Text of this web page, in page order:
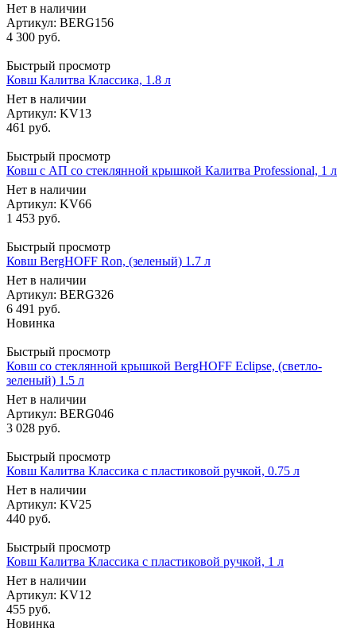
Нет в наличии
Артикул: BERG156
4 300 руб.
Быстрый просмотр
Ковш Калитва Классика, 1.8 л
Нет в наличии
Артикул: KV13
461 руб.
Быстрый просмотр
Ковш с АП со стеклянной крышкой Калитва Professional, 1 л
Нет в наличии
Артикул: KV66
1 453 руб.
Быстрый просмотр
Ковш BergHOFF Ron, (зеленый) 1.7 л
Нет в наличии
Артикул: BERG326
6 491 руб.
Новинка
Быстрый просмотр
Ковш со стеклянной крышкой BergHOFF Eclipse, (светло-
зеленый) 1.5 л
Нет в наличии
Артикул: BERG046
3 028 руб.
Быстрый просмотр
Ковш Калитва Классика с пластиковой ручкой, 0.75 л
Нет в наличии
Артикул: KV25
440 руб.
Быстрый просмотр
Ковш Калитва Классика с пластиковой ручкой, 1 л
Нет в наличии
Артикул: KV12
455 руб.
Новинка